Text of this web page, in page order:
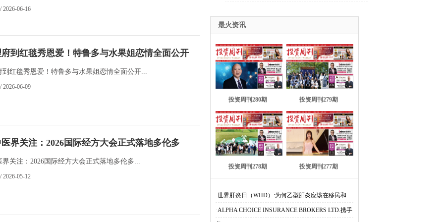
2026-06-16
到红毯秀恩爱！特鲁多与水果姐恋情全面公开
到红毯秀恩爱！特鲁多与水果姐恋情全面公开...
2026-06-09
界关注：2026国际经方大会正式落地多伦多
界关注：2026国际经方大会正式落地多伦多...
2026-05-12
最火资讯
投资周刊280期 投资周刊279期
投资周刊278期 投资周刊277期
·世界肝炎日（WHD）:为何乙型肝炎应该在移民和
·ALPHA CHOICE INSURANCE BROKERS LTD.携手